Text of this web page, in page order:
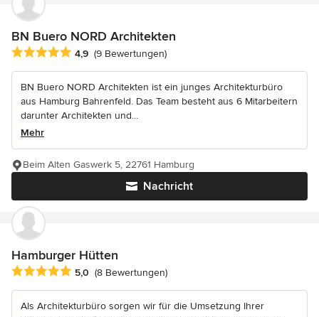
BN Buero NORD Architekten
Durchschnittliche Bewertung: 4.9 von 5 Sternen
4,9 (9 Bewertungen)
BN Buero NORD Architekten ist ein junges Architekturbüro
aus Hamburg Bahrenfeld. Das Team besteht aus 6 Mitarbeitern
darunter Architekten und...
Mehr
Nachricht
Beim Alten Gaswerk 5, 22761 Hamburg
Hamburger Hütten
Durchschnittliche Bewertung: 5 von 5 Sternen
5,0 (8 Bewertungen)
Als Architekturbüro sorgen wir für die Umsetzung Ihrer